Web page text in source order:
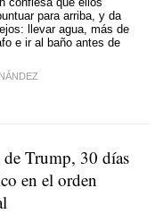
para arriba, y da
llevar agua, más de
e ir al baño antes de
de Trump, 30 días
en el orden